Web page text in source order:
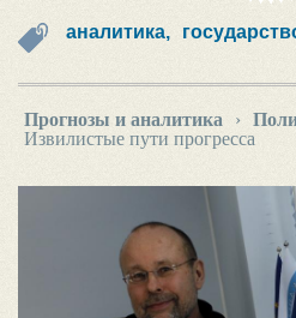
аналитика,
Прогнозы и аналитика ›
Извилистые пути прогресса